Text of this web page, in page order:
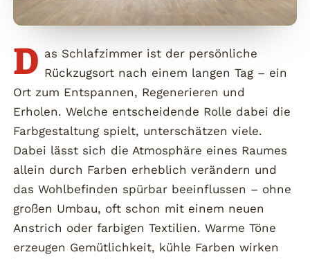
D as Schlafzimmer ist der persönliche
Rückzugsort nach einem langen Tag – ein
Ort zum Entspannen, Regenerieren und
Erholen. Welche entscheidende Rolle dabei die
Farbgestaltung spielt, unterschätzen viele.
Dabei lässt sich die Atmosphäre eines Raumes
allein durch Farben erheblich verändern und
das Wohlbefinden spürbar beeinflussen – ohne
großen Umbau, oft schon mit einem neuen
Anstrich oder farbigen Textilien. Warme Töne
erzeugen Gemütlichkeit, kühle Farben wirken